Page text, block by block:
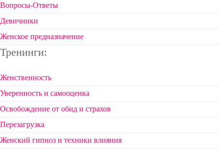
Вопросы-Ответы
Девичники
Женское предназначение
Тренинги:
Женственность
Уверенность и самооценка
Освобождение от обид и страхов
Перезагрузка
Женский гипноз и техники влияния